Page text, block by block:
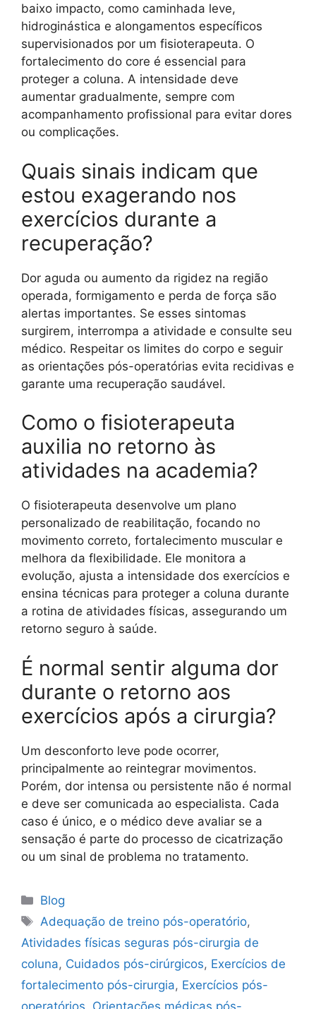
baixo impacto, como caminhada leve,
hidroginástica e alongamentos específicos
supervisionados por um fisioterapeuta. O
fortalecimento do core é essencial para
proteger a coluna. A intensidade deve
aumentar gradualmente, sempre com
acompanhamento profissional para evitar dores
ou complicações.
Quais sinais indicam que
estou exagerando nos
exercícios durante a
recuperação?
Dor aguda ou aumento da rigidez na região
operada, formigamento e perda de força são
alertas importantes. Se esses sintomas
surgirem, interrompa a atividade e consulte seu
médico. Respeitar os limites do corpo e seguir
as orientações pós-operatórias evita recidivas e
garante uma recuperação saudável.
Como o fisioterapeuta
auxilia no retorno às
atividades na academia?
O fisioterapeuta desenvolve um plano
personalizado de reabilitação, focando no
movimento correto, fortalecimento muscular e
melhora da flexibilidade. Ele monitora a
evolução, ajusta a intensidade dos exercícios e
ensina técnicas para proteger a coluna durante
a rotina de atividades físicas, assegurando um
retorno seguro à saúde.
É normal sentir alguma dor
durante o retorno aos
exercícios após a cirurgia?
Um desconforto leve pode ocorrer,
principalmente ao reintegrar movimentos.
Porém, dor intensa ou persistente não é normal
e deve ser comunicada ao especialista. Cada
caso é único, e o médico deve avaliar se a
sensação é parte do processo de cicatrização
ou um sinal de problema no tratamento.
Blog
Adequação de treino pós-operatório,
Atividades físicas seguras pós-cirurgia de
coluna, Cuidados pós-cirúrgicos, Exercícios de
fortalecimento pós-cirurgia, Exercícios pós-
operatórios Orientações médicas pós-